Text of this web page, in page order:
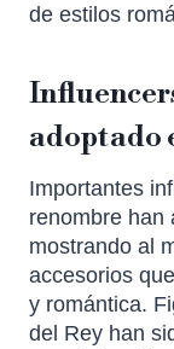
de estilos
adoptado
Importantes
renombre han
mostrando al
accesorios
y romántica.
del Rey han